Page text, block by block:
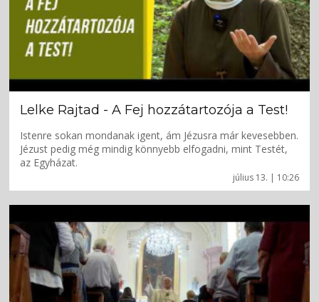
július 13. | 10:26
Lelke Rajtad - A Fej hozzátartozója a Test!
Istenre sokan mondanak igent, ám Jézusra már kevesebben.
Jézust pedig még mindig könnyebb elfogadni, mint Testét,
az Egyházat.